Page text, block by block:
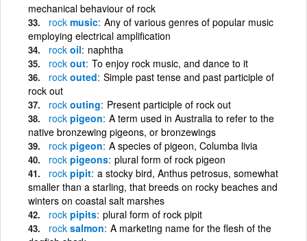
mechanical behaviour of rock
rock music Any of various genres of popular music
employing electrical amplification
rock oil naphtha
rock out To enjoy rock music, and dance to it
rock outed Simple past tense and past participle of
rock out
rock outing Present participle of rock out
rock pigeon A term used in Australia to refer to the
native bronzewing pigeons, or bronzewings
rock pigeon A species of pigeon, Columba livia
rock pigeons plural form of rock pigeon
rock pipit a stocky bird, Anthus petrosus, somewhat
smaller than a starling, that breeds on rocky beaches and
winters on coastal salt marshes
rock pipits plural form of rock pipit
rock salmon A marketing name for the flesh of the